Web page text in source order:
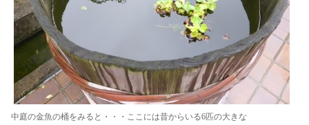
中庭の金魚の桶をみると・・・ここには昔からいる6匹の大きな